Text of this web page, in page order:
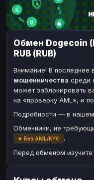
Bitcoin Cash
BinanceCoin
Ether Classic
Paxum
Perfect Money
Payoneer
Обмен Dogecoin
RUB (RUB)
Внимание! В последнее
мошенничества среди
может заблокировать
на «проверку AML», и
Подробности — в нашем
Обменники, не
★ Без AML/KYC
.
Перед обменом